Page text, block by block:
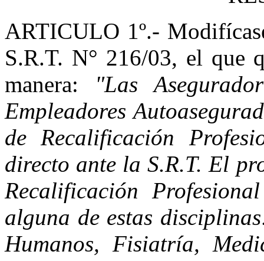
ARTICULO 1º.-
S.R.T. N° 216/03, el que
manera:
"Las
Empleadores
de Recalificación
directo ante la S.R.T. El
Recalificación
alguna de estas
Humanos, Fisiatría,